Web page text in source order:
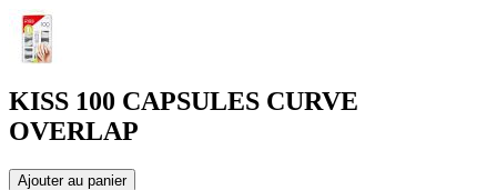
KISS 100 CAPSULES CURVE
OVERLAP
Ajouter au panier